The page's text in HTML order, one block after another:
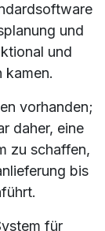
und
und
kamen.
vorhanden;
daher, eine
zu schaffen,
bis
für